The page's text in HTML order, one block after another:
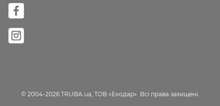
© 2004-2026 TRUBA.ua, ТОВ «Екодар». Всі права захищені.